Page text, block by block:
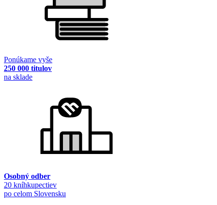
Ponúkame vyše
250 000 titulov
na sklade
Osobný odber
20 kníhkupectiev
po celom Slovensku